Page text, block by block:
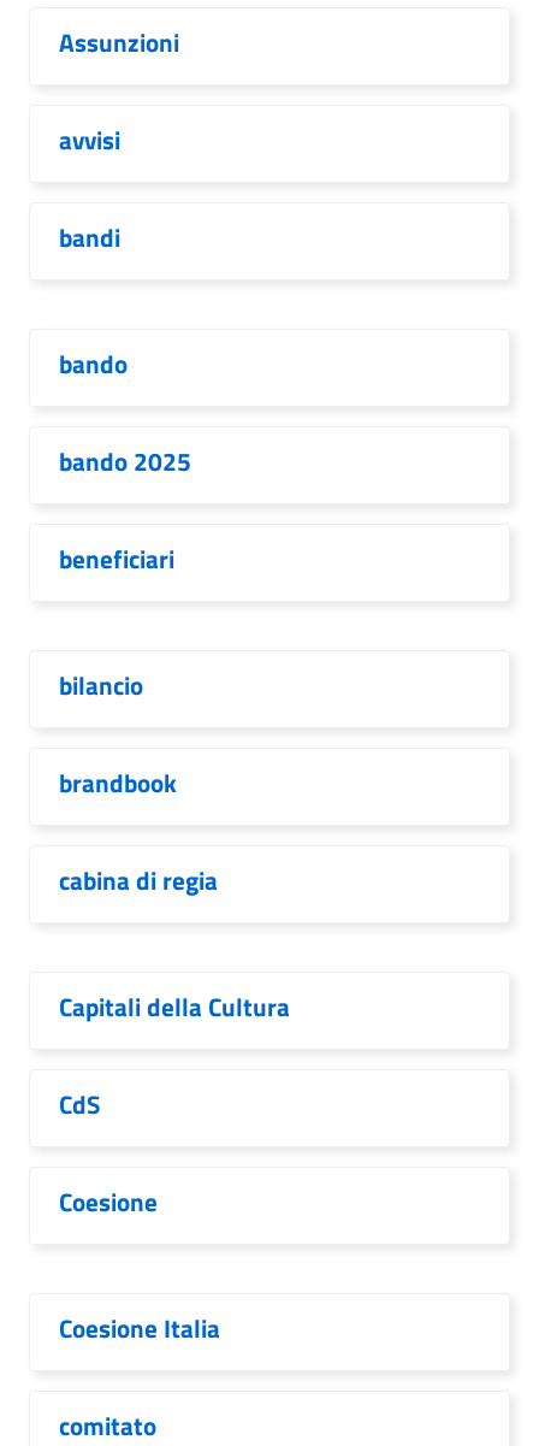
Assunzioni
avvisi
bandi
bando
bando 2025
beneficiari
bilancio
brandbook
cabina di regia
Capitali della Cultura
CdS
Coesione
Coesione Italia
comitato